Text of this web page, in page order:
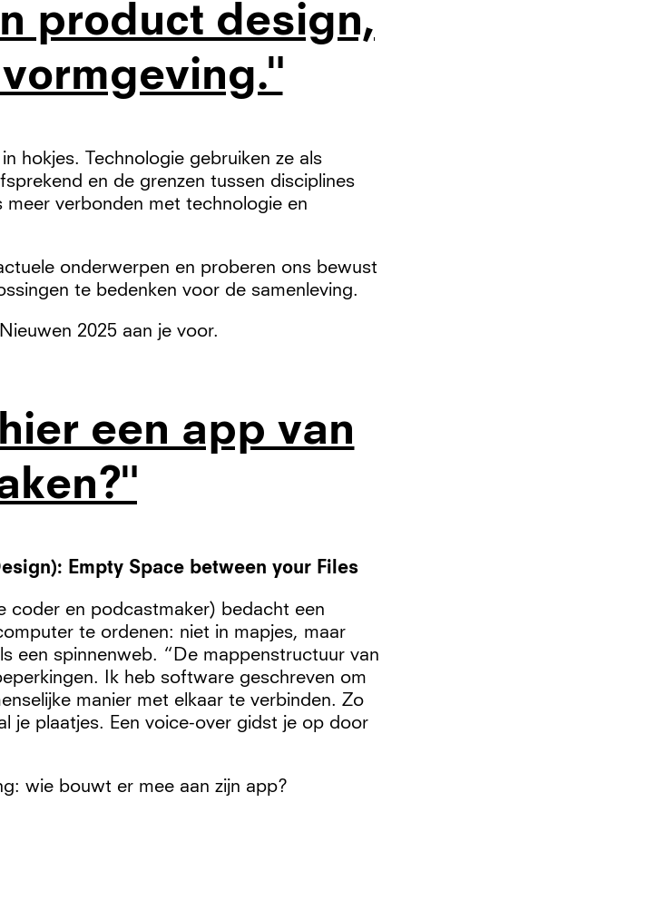
product design,
hokjes. Technologie gebruiken ze als
en de grenzen tussen disciplines
verbonden met technologie en
onderwerpen en proberen ons bewust
te bedenken voor de samenleving.
2025 aan je voor.
een app van
Empty Space between your Files
coder en podcastmaker) bedacht een
te ordenen: niet in mapjes, maar
een spinnenweb. “De mappenstructuur van
Ik heb software geschreven om
manier met elkaar te verbinden. Zo
je plaatjes. Een voice-over gidst je op door
wie bouwt er mee aan zijn app?